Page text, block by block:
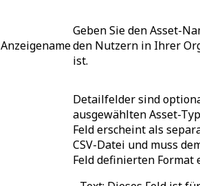
Anzeigename
Geben Sie den Asset-
den Nutzern in Ihrer
ist.
Detailfelder sind
ausgewählten Asset-
Feld erscheint als
CSV-Datei und muss
Feld definierten Format